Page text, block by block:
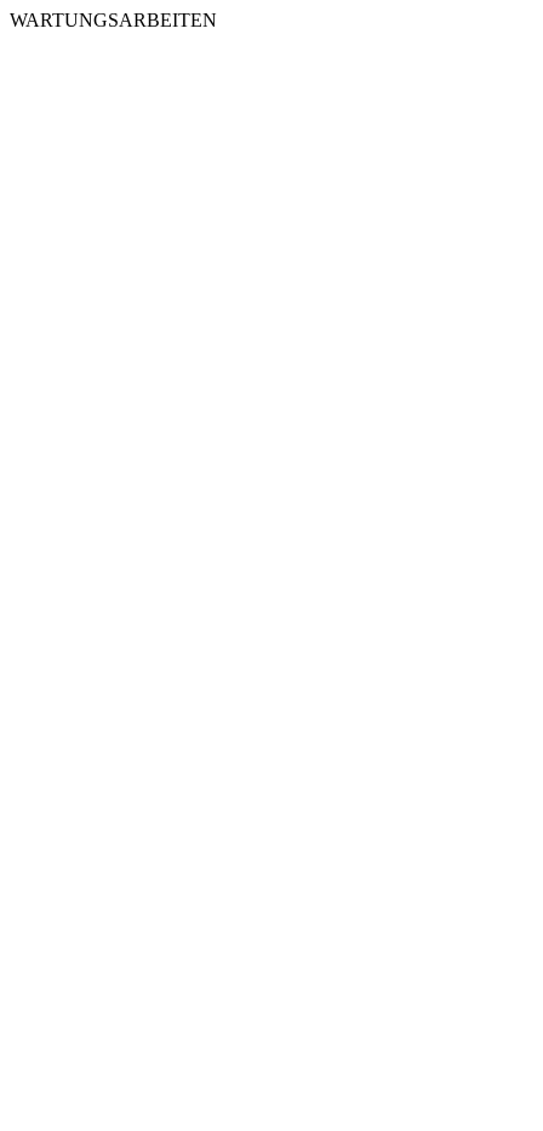
WARTUNGSARBEITEN